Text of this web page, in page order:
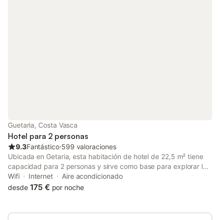
Guetaria, Costa Vasca
Hotel para 2 personas
9.3Fantástico⋅599 valoraciones
Ubicada en Getaria, esta habitación de hotel de 22,5 m² tiene
capacidad para 2 personas y sirve como base para explorar la
costa vasca. La habitación cuenta con una cama king size,
baño privado con ducha a ras de suelo y televisión de pantalla
insonorizadas garantizan un entorno tranquilo, mientras que los
Wifi Internet
Aire acondicionado
desde 175 € por noche